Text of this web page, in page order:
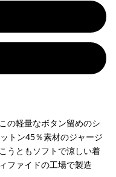
の軽量なボタン留めのシ
トン45％素材のジャージ
うともソフトで涼しい着
ファイドの工場で製造